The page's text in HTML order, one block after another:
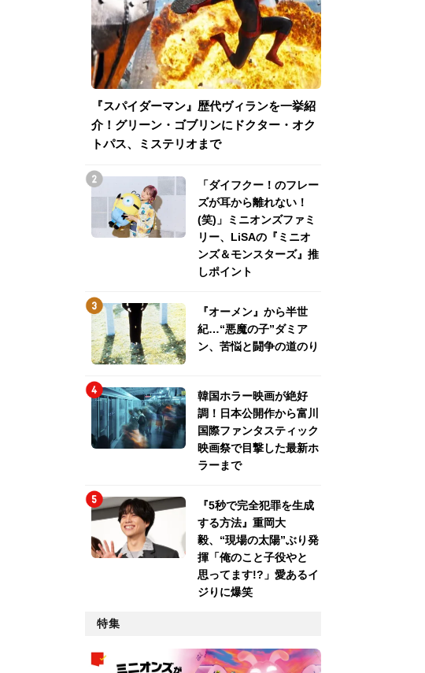
『スパイダーマン』歴代ヴィランを一挙紹
介！グリーン・ゴブリンにドクター・オク
トパス、ミステリオまで
「ダイフクー！のフレー
ズが耳から離れない！
(笑)」ミニオンズファミ
リー、LiSAの『ミニオ
ンズ＆モンスターズ』推
しポイント
『オーメン』から半世
紀…“悪魔の子”ダミア
ン、苦悩と闘争の道のり
韓国ホラー映画が絶好
調！日本公開作から富川
国際ファンタスティック
映画祭で目撃した最新ホ
ラーまで
『5秒で完全犯罪を生成
する方法』重岡大
毅、“現場の太陽”ぶり発
揮「俺のこと子役やと
思ってます!?」愛あるイ
ジりに爆笑
特集